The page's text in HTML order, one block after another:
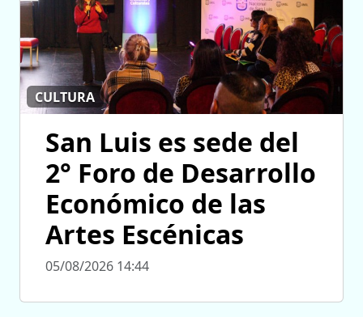
CULTURA
San Luis es sede del
2° Foro de Desarrollo
Económico de las
Artes Escénicas
05/08/2026 14:44